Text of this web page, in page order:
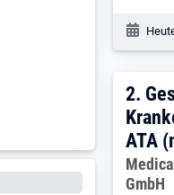
2.
2.
ATA
GmbH